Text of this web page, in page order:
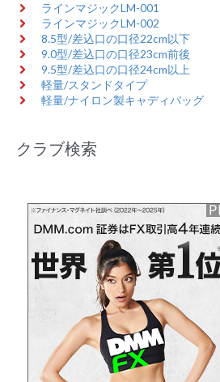
ラインマジックLM-001
ラインマジックLM-002
8.5型/差込口の口径22cm以下
9.0型/差込口の口径23cm前後
9.5型/差込口の口径24cm以上
軽量/スタンドタイプ
軽量/ナイロン製キャディバッグ
クラブ検索